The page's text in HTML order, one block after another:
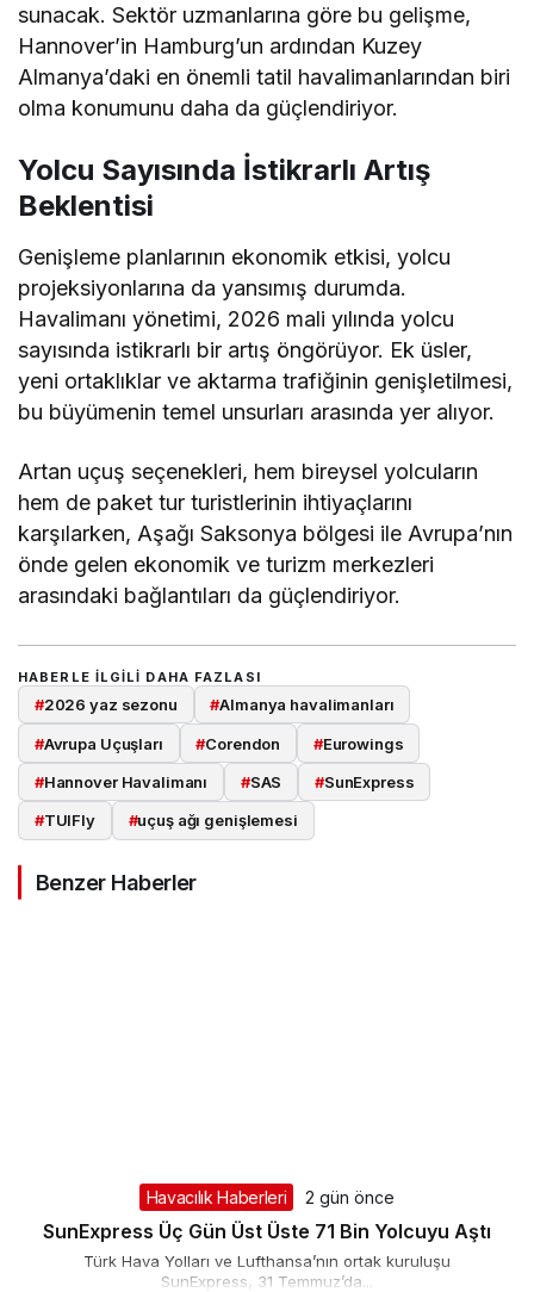
sunacak. Sektör uzmanlarına göre bu gelişme,
Hannover’in Hamburg’un ardından Kuzey
Almanya’daki en önemli tatil havalimanlarından biri
olma konumunu daha da güçlendiriyor.
Yolcu Sayısında İstikrarlı Artış
Beklentisi
Genişleme planlarının ekonomik etkisi, yolcu
projeksiyonlarına da yansımış durumda.
Havalimanı yönetimi, 2026 mali yılında yolcu
sayısında istikrarlı bir artış öngörüyor. Ek üsler,
yeni ortaklıklar ve aktarma trafiğinin genişletilmesi,
bu büyümenin temel unsurları arasında yer alıyor.
Artan uçuş seçenekleri, hem bireysel yolcuların
hem de paket tur turistlerinin ihtiyaçlarını
karşılarken, Aşağı Saksonya bölgesi ile Avrupa’nın
önde gelen ekonomik ve turizm merkezleri
arasındaki bağlantıları da güçlendiriyor.
HABERLE ILGILI DAHA FAZLASI
#2026 yaz sezonu #Almanya havalimanları
#Avrupa Uçuşları #Corendon #Eurowings
#Hannover Havalimanı #SAS #SunExpress
#TUIFly #uçuş ağı genişlemesi
Benzer Haberler
Havacılık Haberleri 2 gün önce
SunExpress Üç Gün Üst Üste 71 Bin Yolcuyu Aştı
Türk Hava Yolları ve Lufthansa’nın ortak kuruluşu
SunExpress, 31 Temmuz’da...